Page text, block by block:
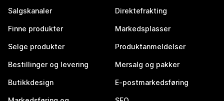
Salgskanaler
Finne produkter
Selge produkter
Bestillinger og levering
Butikkdesign
Direktefrakting
Markedsplasser
Produktanmeldelser
Mersalg og pakker
E-postmarkedsføring